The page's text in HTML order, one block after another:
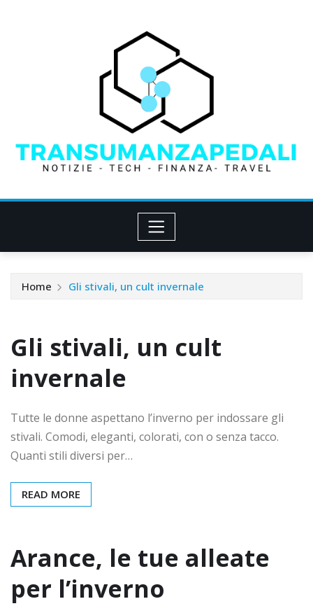
Home Gli stivali, un cult invernale
Gli stivali, un cult
invernale
Tutte le donne aspettano l’inverno per indossare gli
stivali. Comodi, eleganti, colorati, con o senza tacco.
Quanti stili diversi per…
READ MORE
Arance, le tue alleate
per l’inverno